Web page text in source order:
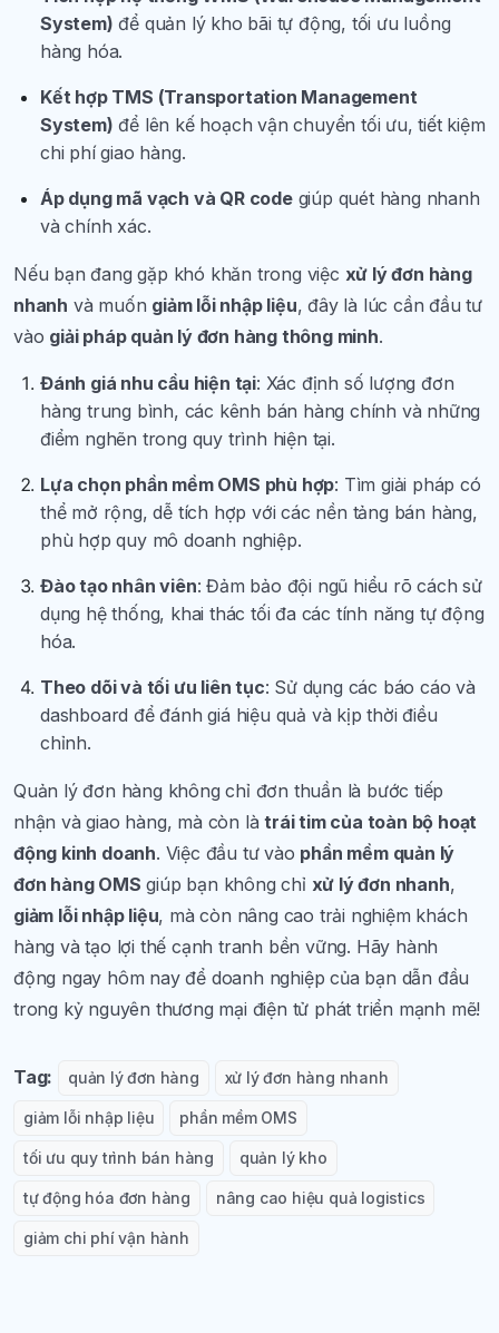
System) để quản lý kho bãi tự động, tối ưu luồng
hàng hóa.
Kết hợp TMS (Transportation Management
System) để lên kế hoạch vận chuyển tối ưu, tiết kiệm
chi phí giao hàng.
Áp dụng mã vạch và QR codegiúp quét hàng nhanh
và chính xác.
Nếu bạn đang gặp khó khăn trong việc xử lý đơn hàng
nhanh và muốn giảm lỗi nhập liệu, đây là lúc cần đầu tư
vào giải pháp quản lý đơn hàng thông minh.
Đánh giá nhu cầu hiện tại: Xác định số lượng đơn
hàng trung bình, các kênh bán hàng chính và những
điểm nghẽn trong quy trình hiện tại.
Lựa chọn phần mềm OMS phù hợp: Tìm giải pháp có
thể mở rộng, dễ tích hợp với các nền tảng bán hàng,
phù hợp quy mô doanh nghiệp.
Đào tạo nhân viên: Đảm bảo đội ngũ hiểu rõ cách sử
dụng hệ thống, khai thác tối đa các tính năng tự động
hóa.
Theo dõi và tối ưu liên tục: Sử dụng các báo cáo và
dashboard để đánh giá hiệu quả và kịp thời điều
chỉnh.
Quản lý đơn hàng không chỉ đơn thuần là bước tiếp
nhận và giao hàng, mà còn làtrái tim của toàn bộ hoạt
động kinh doanh. Việc đầu tư vào phần mềm quản lý
đơn hàng OMS giúp bạn không chỉ xử lý đơn nhanh,
giảm lỗi nhập liệu, mà còn nâng cao trải nghiệm khách
hàng và tạo lợi thế cạnh tranh bền vững. Hãy hành
động ngay hôm nay để doanh nghiệp của bạn dẫn đầu
trong kỷ nguyên thương mại điện tử phát triển mạnh mẽ!
Tag: quản lý đơn hàng xử lý đơn hàng nhanh
giảm lỗi nhập liệu phần mềm OMS
tối ưu quy trình bán hàng quản lý kho
tự động hóa đơn hàng nâng cao hiệu quả logistics
giảm chi phí vận hành